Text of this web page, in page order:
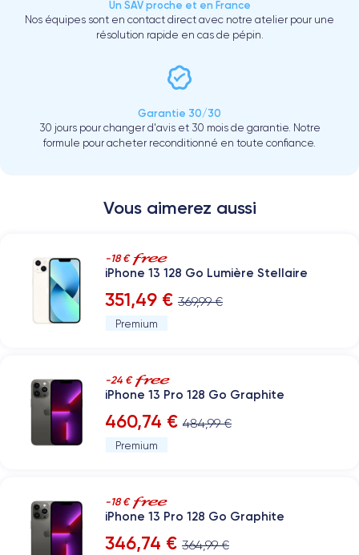
Un SAV proche et en France
Nos équipes sont en contact direct avec notre atelier pour une
résolution rapide en cas de pépin.
Garantie 30/30
30 jours pour changer d'avis et 30 mois de garantie. Notre
formule pour acheter reconditionné en toute confiance.
Vous aimerez aussi
-18 €
iPhone 13 128 Go Lumière Stellaire
351,49 € 369,99 €
Premium
-24 €
iPhone 13 Pro 128 Go Graphite
460,74 € 484,99 €
Premium
-18 €
iPhone 13 Pro 128 Go Graphite
346,74 € 364,99 €